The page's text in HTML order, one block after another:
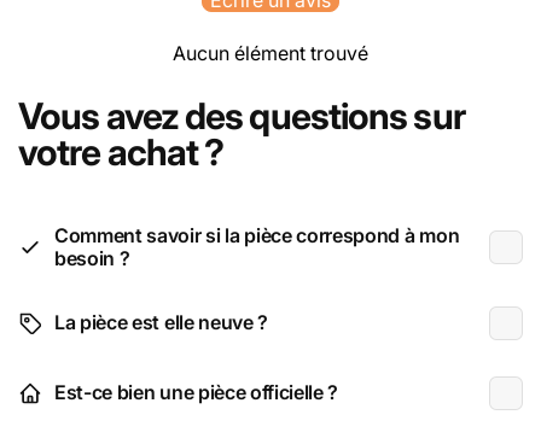
Aucun élément trouvé
Vous avez des questions sur
votre achat ?
Comment savoir si la pièce correspond à mon
besoin ?
La pièce est elle neuve ?
Est-ce bien une pièce officielle ?